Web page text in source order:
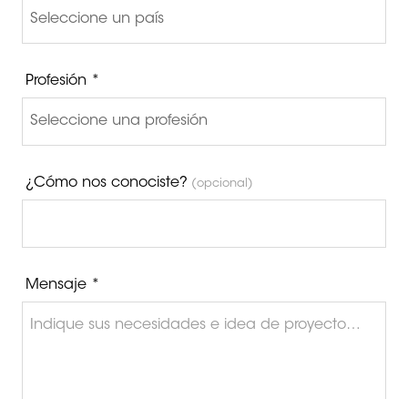
Profesión *
¿Cómo nos conociste? (opcional)
Mensaje *